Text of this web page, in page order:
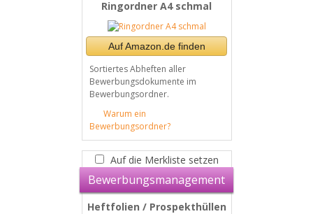
Ringordner A4 schmal
Auf Amazon.de finden
Sortiertes Abheften aller
Bewerbungsdokumente im
Bewerbungsordner.
Warum ein
Bewerbungsordner?
Auf die Merkliste setzen
Bewerbungsmanagement
Heftfolien / Prospekthüllen